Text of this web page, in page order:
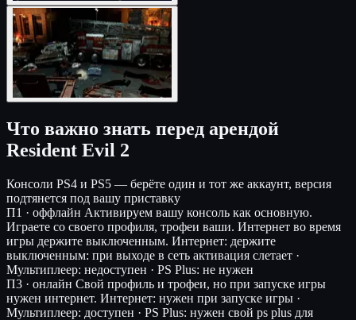
Что важно знать перед арендой
Resident Evil 2
Консоли PS4 и PS5 — берёте один и тот же аккаунт, версия
подтянется под вашу приставку
П1 · оффлайн Активируем вашу консоль как основную.
Играете со своего профиля, трофеи ваши. Интернет во время
игры держите выключенным. Интернет: держите
выключенным: при выходе в сеть активация слетает ·
Мультиплеер: недоступен · PS Plus: не нужен
П3 · онлайн Свой профиль и трофеи, но при запуске игры
нужен интернет. Интернет: нужен при запуске игры ·
Мультиплеер: доступен · PS Plus: нужен свой ps plus для